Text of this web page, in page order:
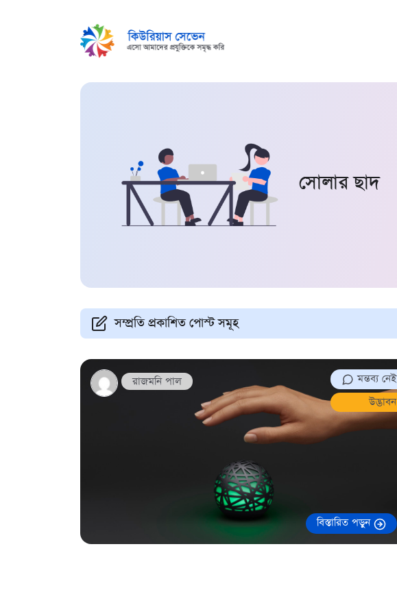
সোলার ছাদ
সম্প্রতি প্রকাশিত পোস্ট সমূহ
রাজমনি পাল
মন্তব্য নেই
উদ্ভাবন
বিস্তারিত পড়ুন